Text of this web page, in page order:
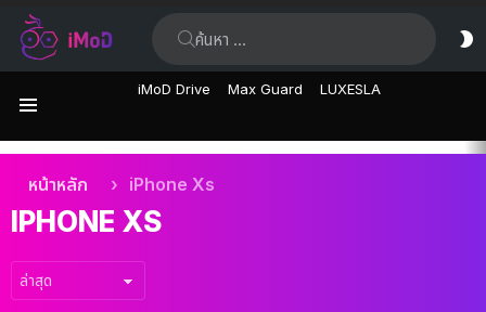
iMoD Drive Max Guard LUXESLA
เรื่อง
ล่าสุด
คุณอยู่ที่นี่:
หน้าหลัก iPhone Xs
IPHONE XS